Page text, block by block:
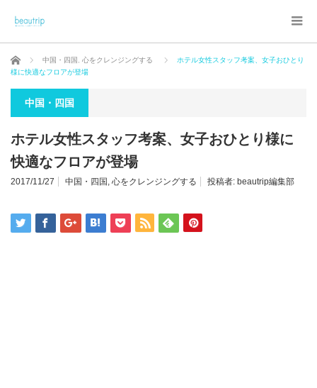
ホーム 中国・四国 心をクレンジングする
ホテル女性スタッフ考案、女子おひとり
様に快適なフロアが登場
中国・四国
ホテル女性スタッフ考案、女子おひとり様に
快適なフロアが登場
2017/11/27 中国・四国 , 心をクレンジングする 投稿者: beautrip編集部